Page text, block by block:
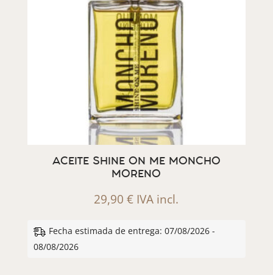
ACEITE SHINE ON ME MONCHO
MORENO
29,90€ IVA incl.
Fecha estimada de entrega: 07/08/2026 -
08/08/2026